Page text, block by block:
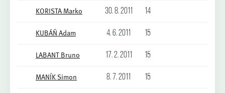
KORISTA Marko 30. 8. 2011 14
KUBÁŇ Adam 4. 6. 2011 15
LABANT Bruno 17. 2. 2011 15
MANÍK Simon 8. 7. 2011 15